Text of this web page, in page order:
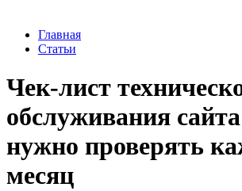
Главная
Статьи
Чек-лист
обслуживания
нужно проверять
месяц